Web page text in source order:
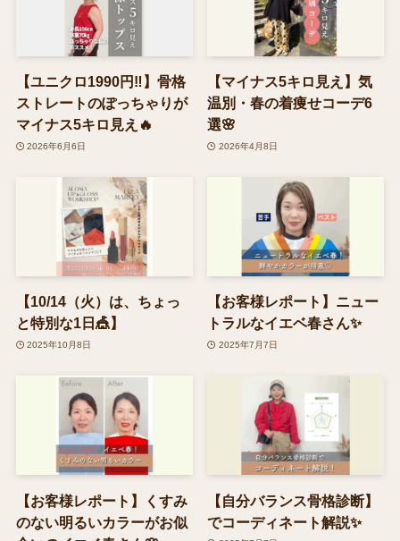
【ユニクロ1990円‼】骨格
ストレートのぽっちゃりが
マイナス5キロ見え🔥
2026年6月6日
【マイナス5キロ見え】気
温別・春の着痩せコーデ6
選🌸
2026年4月8日
【10/14（火）は、ちょっ
と特別な1日🎪】
2025年10月8日
【お客様レポート】ニュー
トラルなイエベ春さん✨
2025年7月7日
【お客様レポート】くすみ
のない明るいカラーがお似
【自分バランス骨格診断】
でコーディネート解説✨